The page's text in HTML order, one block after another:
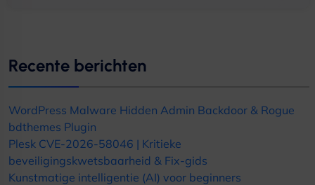
Recente berichten
WordPress Malware Hidden Admin Backdoor & Rogue
bdthemes Plugin
Plesk CVE-2026-58046 | Kritieke
beveiligingskwetsbaarheid & Fix-gids
Kunstmatige intelligentie (AI) voor beginners